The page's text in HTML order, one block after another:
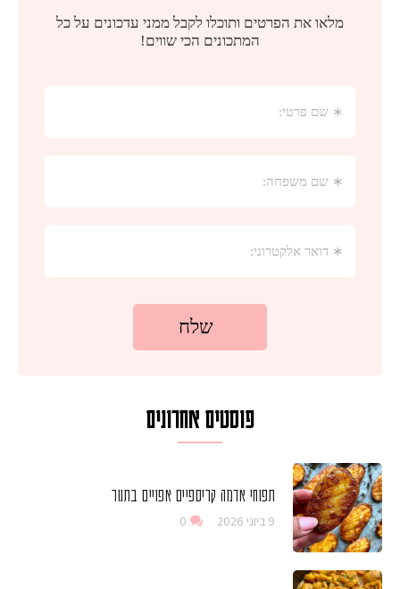
פוסטים אחרונים
תפוחי אדמה קריספיים אפויים בתנור
9 ביוני 2026 0